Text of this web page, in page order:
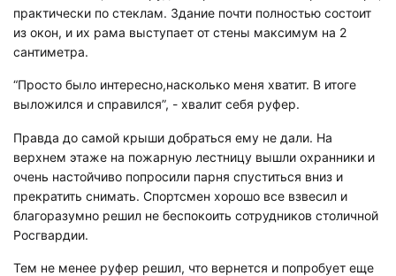
практически по стеклам. Здание почти полностью состоит
из окон, и их рама выступает от стены максимум на 2
сантиметра.
“Просто было интересно,насколько меня хватит. В итоге
выложился и справился”, - хвалит себя руфер.
Правда до самой крыши добраться ему не дали. На
верхнем этаже на пожарную лестницу вышли охранники и
очень настойчиво попросили парня спуститься вниз и
прекратить снимать. Спортсмен хорошо все взвесил и
благоразумно решил не беспокоить сотрудников столичной
Росгвардии.
Тем не менее руфер решил, что вернется и попробует еще